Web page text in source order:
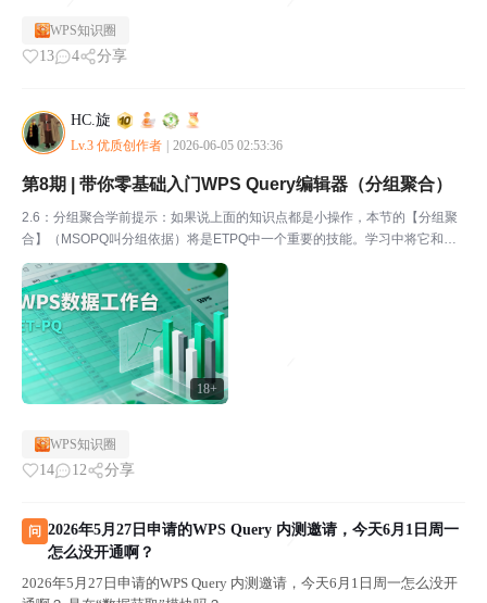
WPS知识圈
13 4 分享
HC.旋
Lv.3 优质创作者 2026-06-05 02:53:36
18+
第8期 | 带你零基础入门WPS Query编辑器（分组聚合）
2.6：分组聚合学前提示：如果说上面的知识点都是小操作，本节的【分组聚
合】（MSOPQ叫分组依据）将是ETPQ中一个重要的技能。学习中将它和WP
S表格的数据透视表做对比，会很快掌握用法，且功能max vs 数据透视表。
与其说分组聚合是清洗功能，不如说是分析...
WPS知识圈
14 12 分享
问 2026年5月27日申请的WPS Query 内测邀请，今天6月1日周一
怎么没开通啊？
2026年5月27日申请的WPS Query 内测邀请，今天6月1日周一怎么没开